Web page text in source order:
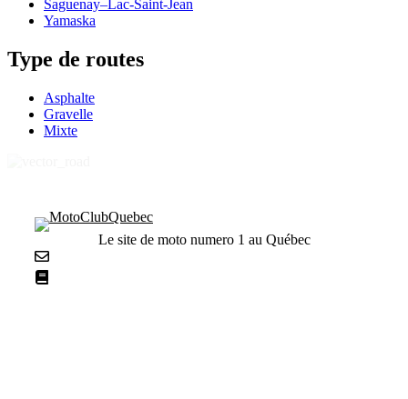
Saguenay–Lac-Saint-Jean
Yamaska
Type de routes
Asphalte
Gravelle
Mixte
Le site de moto numero 1 au Québec